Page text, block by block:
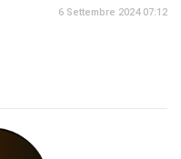
6 Settembre 2024 07:12